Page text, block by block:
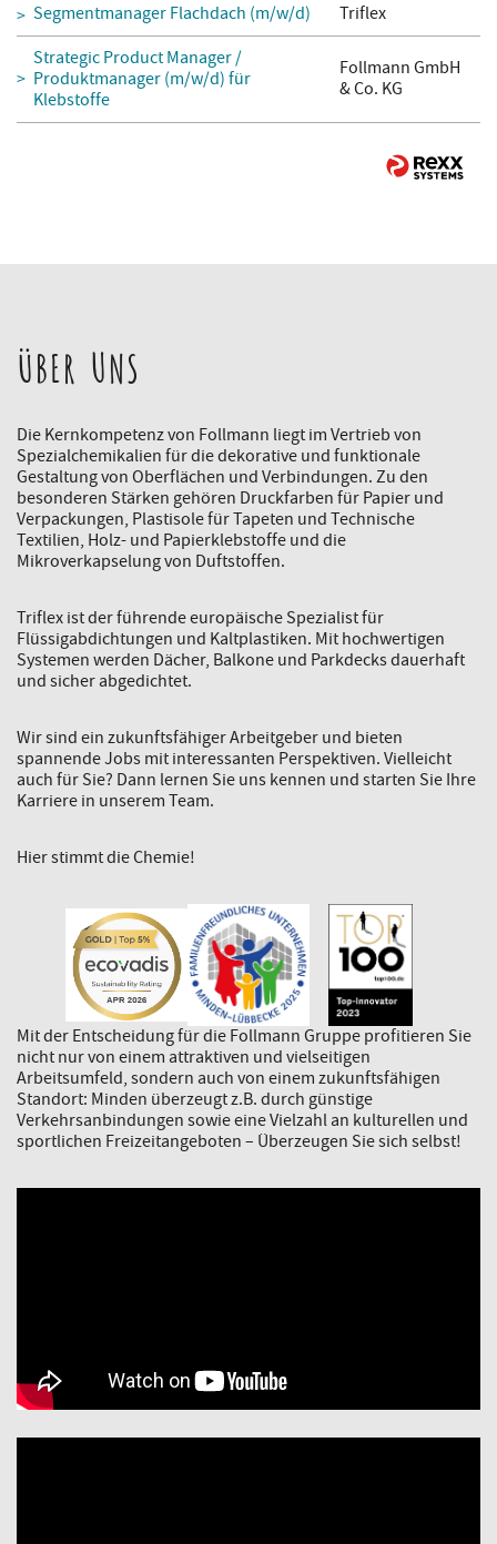
Segmentmanager Flachdach (m/w/d)
Triflex
Strategic Product Manager /
Produktmanager (m/w/d) für
Klebstoffe
Follmann GmbH
& Co. KG
ÜBER UNS
Die Kernkompetenz von Follmann liegt im Vertrieb von
Spezialchemikalien für die dekorative und funktionale
Gestaltung von Oberflächen und Verbindungen. Zu den
besonderen Stärken gehören Druckfarben für Papier und
Verpackungen, Plastisole für Tapeten und Technische
Textilien, Holz- und Papierklebstoffe und die
Mikroverkapselung von Duftstoffen.
Triflex ist der führende europäische Spezialist für
Flüssigabdichtungen und Kaltplastiken. Mit hochwertigen
Systemen werden Dächer, Balkone und Parkdecks dauerhaft
und sicher abgedichtet.
Wir sind ein zukunftsfähiger Arbeitgeber und bieten
spannende Jobs mit interessanten Perspektiven. Vielleicht
auch für Sie? Dann lernen Sie uns kennen und starten Sie Ihre
Karriere in unserem Team.
Hier stimmt die Chemie!
Mit der Entscheidung für die Follmann Gruppe profitieren Sie
nicht nur von einem attraktiven und vielseitigen
Arbeitsumfeld, sondern auch von einem zukunftsfähigen
Standort: Minden überzeugt z.B. durch günstige
Verkehrsanbindungen sowie eine Vielzahl an kulturellen und
sportlichen Freizeitangeboten – Überzeugen Sie sich selbst!